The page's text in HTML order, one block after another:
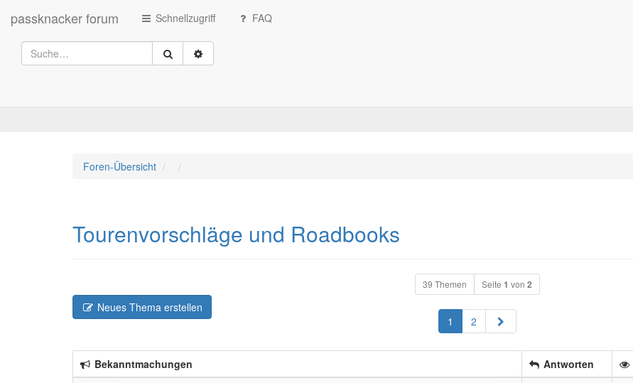
passknacker forum Schnellzugriff FAQ
Foren-Übersicht
Tourenvorschläge und Roadbooks
39 Themen Seite 1 von 2
Neues Thema erstellen
1
2 Nächste
Bekanntmachungen Antworten